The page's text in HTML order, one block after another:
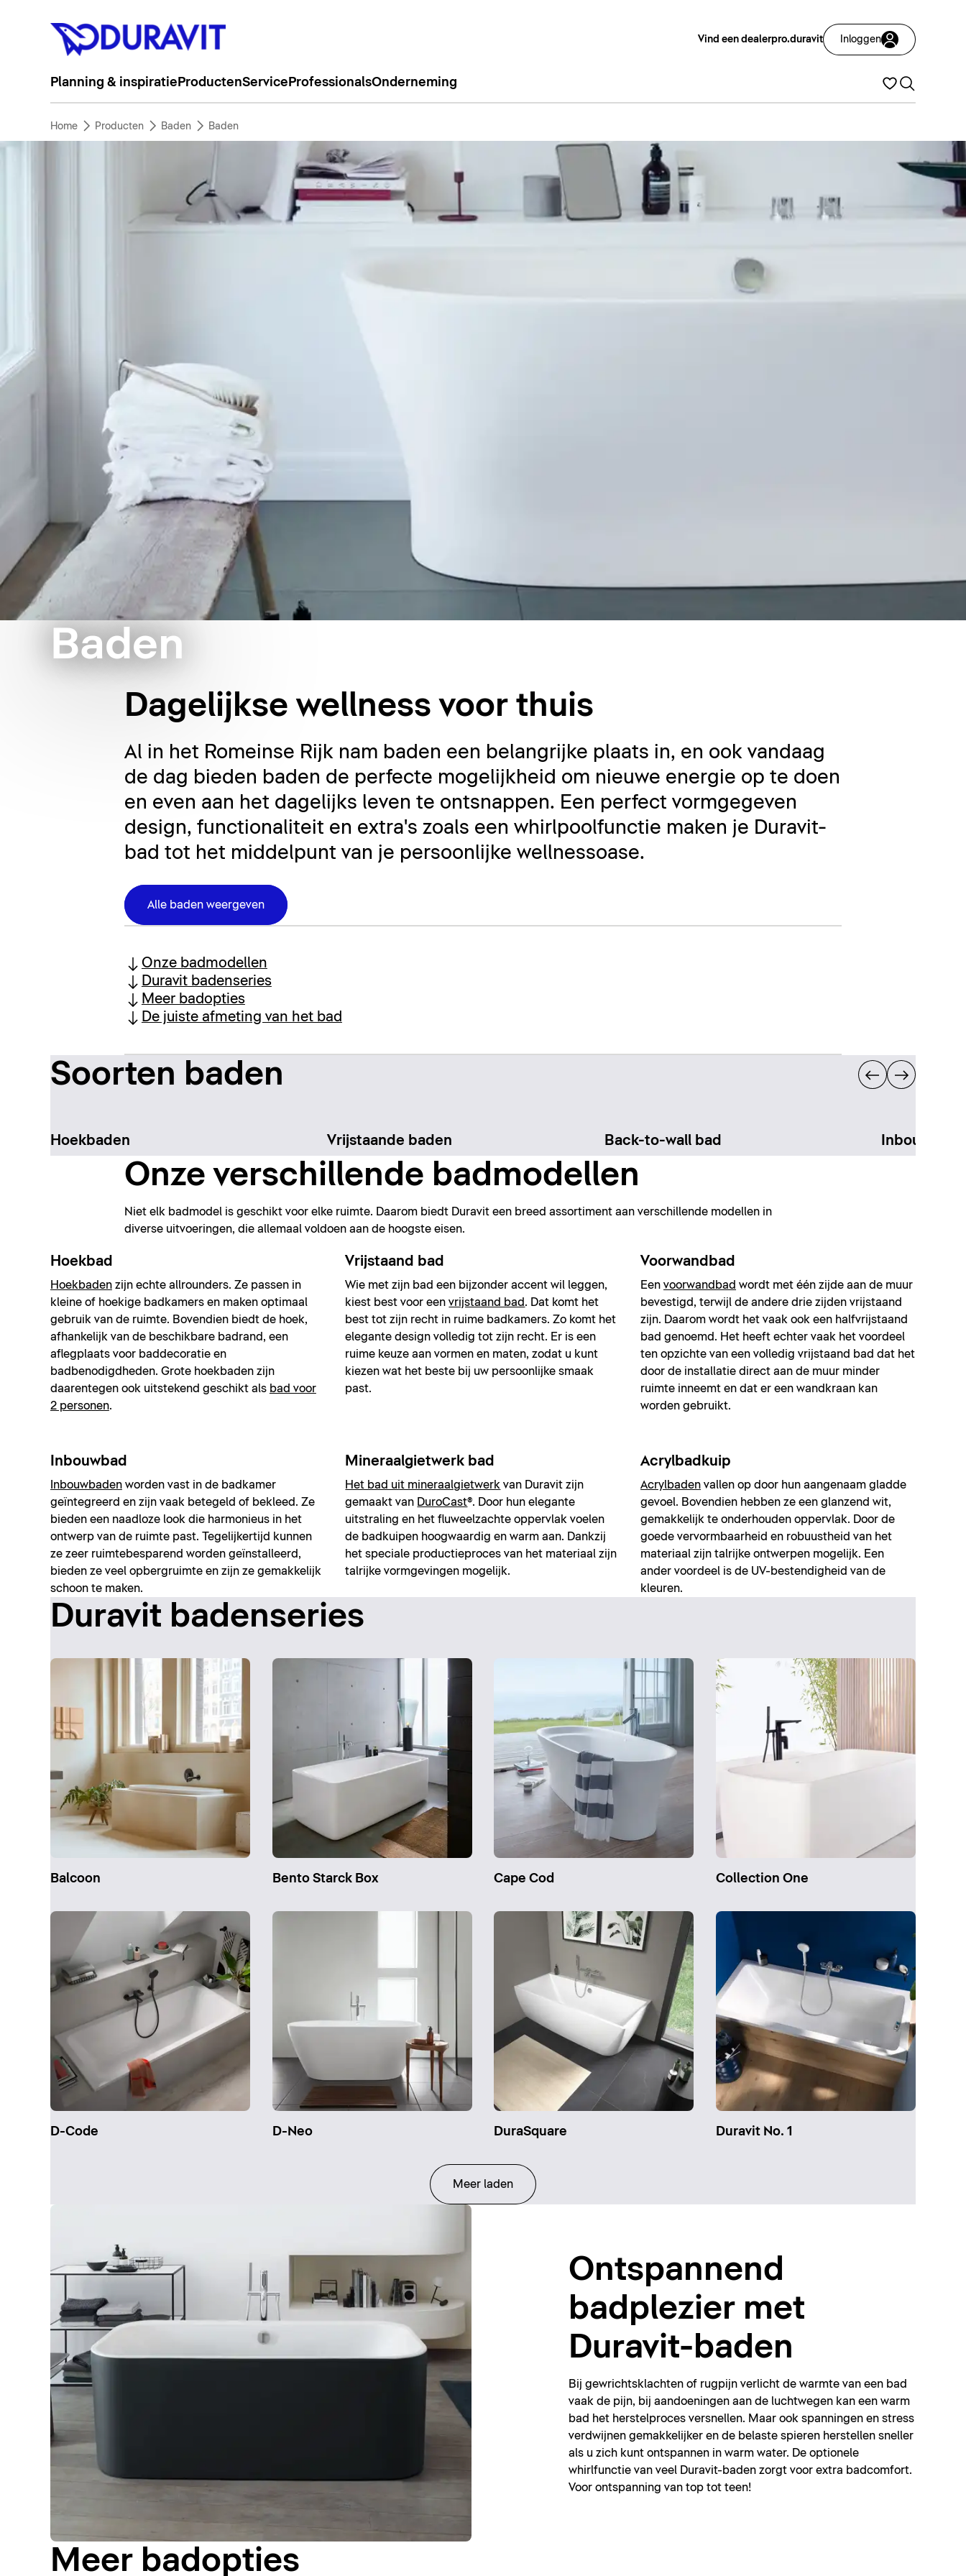
Vind een dealerpro.duravit Inloggen
Planning & inspiratie ProductenService ProfessionalsOnderneming
Home Producten Baden Baden
Baden
Dagelijkse wellness voor thuis
Al in het Romeinse Rijk nam baden een belangrijke plaats in, en ook vandaag
de dag bieden baden de perfecte mogelijkheid om nieuwe energie op te doen
en even aan het dagelijks leven te ontsnappen. Een perfect vormgegeven
design, functionaliteit en extra's zoals een whirlpoolfunctie maken je Duravit-
bad tot het middelpunt van je persoonlijke wellnessoase.
Alle baden weergeven
Onze badmodellen
Duravit badenseries
Meer badopties
De juiste afmeting van het bad
Soorten baden
Hoekbaden Vrijstaande baden Back-to-wall bad Inbouwbad
Onze verschillende badmodellen
Niet elk badmodel is geschikt voor elke ruimte. Daarom biedt Duravit een breed assortiment aan verschillende modellen in
diverse uitvoeringen, die allemaal voldoen aan de hoogste eisen.
Hoekbad
Hoekbadenzijn echte allrounders. Ze passen in
kleine of hoekige badkamers en maken optimaal
gebruik van de ruimte. Bovendien biedt de hoek,
afhankelijk van de beschikbare badrand, een
aflegplaats voor baddecoratie en
badbenodigdheden. Grote hoekbaden zijn
daarentegen ook uitstekend geschikt als bad voor
2 personen.
Vrijstaand bad
Wie met zijn bad een bijzonder accent wil leggen,
kiest best voor eenvrijstaand bad. Dat komt het
best tot zijn recht in ruime badkamers. Zo komt het
elegante design volledig tot zijn recht. Er is een
ruime keuze aan vormen en maten, zodat u kunt
kiezen wat het beste bij uw persoonlijke smaak
past.
Voorwandbad
Eenvoorwandbad wordt met één zijde aan de muur
bevestigd, terwijl de andere drie zijden vrijstaand
zijn. Daarom wordt het vaak ook een halfvrijstaand
bad genoemd. Het heeft echter vaak het voordeel
ten opzichte van een volledig vrijstaand bad dat het
door de installatie direct aan de muur minder
ruimte inneemt en dat er een wandkraan kan
worden gebruikt.
Inbouwbad
Inbouwbadenworden vast in de badkamer
geïntegreerd en zijn vaak betegeld of bekleed. Ze
bieden een naadloze look die harmonieus in het
ontwerp van de ruimte past. Tegelijkertijd kunnen
ze zeer ruimtebesparend worden geïnstalleerd,
bieden ze veel opbergruimte en zijn ze gemakkelijk
schoon te maken.
Mineraalgietwerk bad
Het bad uit mineraalgietwerk van Duravit zijn
gemaakt van DuroCast®. Door hun elegante
uitstraling en het fluweelzachte oppervlak voelen
de badkuipen hoogwaardig en warm aan. Dankzij
het speciale productieproces van het materiaal zijn
talrijke vormgevingen mogelijk.
Acrylbadkuip
Acrylbaden vallen op door hun aangenaam gladde
gevoel. Bovendien hebben ze een glanzend wit,
gemakkelijk te onderhouden oppervlak. Door de
goede vervormbaarheid en robuustheid van het
materiaal zijn talrijke ontwerpen mogelijk. Een
ander voordeel is de UV-bestendigheid van de
kleuren.
Duravit badenseries
Balcoon Bento Starck Box Cape Cod Collection One
D-Code D-Neo DuraSquare Duravit No. 1
Meer laden
Ontspannend
badplezier met
Duravit-baden
Bij gewrichtsklachten of rugpijn verlicht de warmte van een bad
vaak de pijn, bij aandoeningen aan de luchtwegen kan een warm
bad het herstelproces versnellen. Maar ook spanningen en stress
verdwijnen gemakkelijker en de belaste spieren herstellen sneller
als u zich kunt ontspannen in warm water. De optionele
whirlfunctie van veel Duravit-baden zorgt voor extra badcomfort.
Voor ontspanning van top tot teen!
Meer badopties